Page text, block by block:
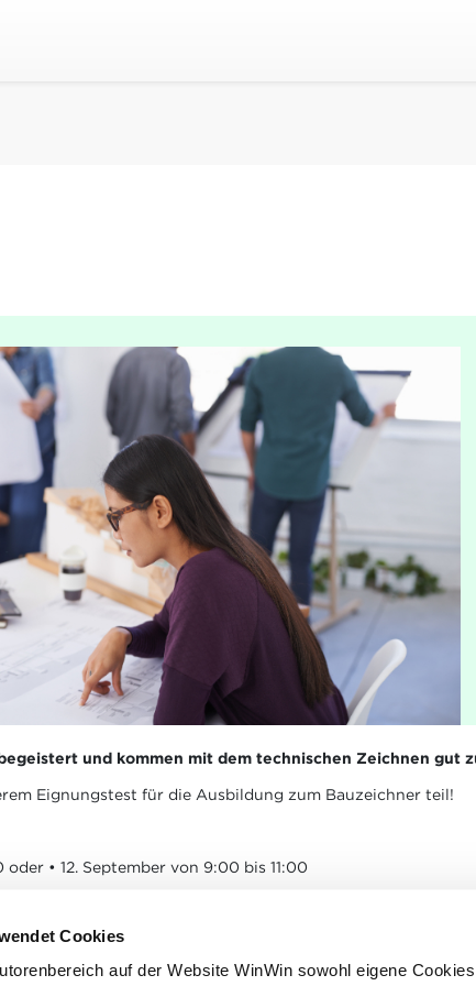
Cookies
auf der Website WinWin sowohl eigene
und kommen mit dem technischen Zeichnen gut
Eignungstest für die Ausbildung zum Bauzeichner teil!
oder • 12. September von 9:00 bis 11:00
rue Alcide de Gasperi, L-1615 Luxembourg-Kirchberg